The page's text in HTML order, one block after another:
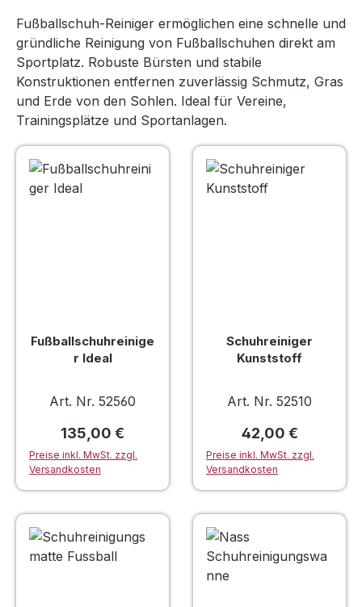
Fußballschuh-Reiniger ermöglichen eine schnelle und
gründliche Reinigung von Fußballschuhen direkt am
Sportplatz. Robuste Bürsten und stabile
Konstruktionen entfernen zuverlässig Schmutz, Gras
und Erde von den Sohlen. Ideal für Vereine,
Trainingsplätze und Sportanlagen.
Fußballschuhreinige
r Ideal
Art. Nr. 52560
Regulärer Preis:
135,00 €
Preise inkl. MwSt. zzgl.
Versandkosten
Schuhreiniger
Kunststoff
Art. Nr. 52510
Regulärer Preis:
42,00 €
Preise inkl. MwSt. zzgl.
Versandkosten